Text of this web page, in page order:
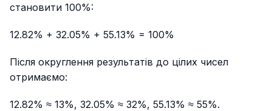
становити 100%:
12.82% + 32.05% + 55.13% = 100%
Після округлення результатів до цілих чисел
отримаємо:
12.82% ≈ 13%, 32.05% ≈ 32%, 55.13% ≈ 55%.